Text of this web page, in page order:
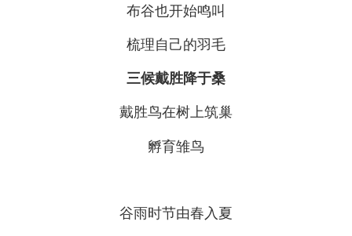
布谷也开始鸣叫
梳理自己的羽毛
三候戴胜降于桑
戴胜鸟在树上筑巢
孵育雏鸟
谷雨时节由春入夏